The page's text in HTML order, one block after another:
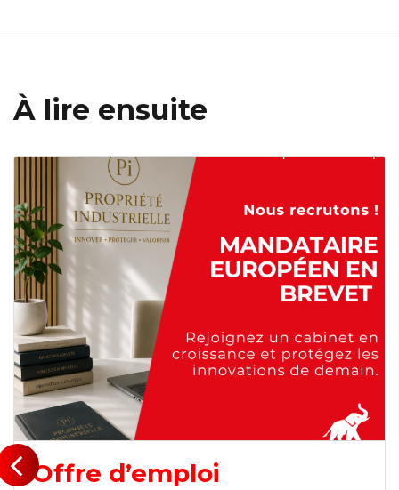
À lire ensuite
Offre d’emploi